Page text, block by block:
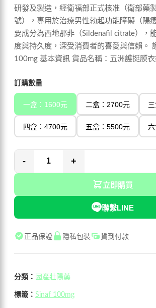
研發及製造，經衛福部正式核准（衛部藥
號），專用於治療男性勃起功能障礙（陽
要成分為西地那非（Sildenafil citrate），
度與持久度，深受消費者的喜愛與信賴。
100mg 基本資訊 貨品名稱：五洲護挺膜
訂購數量
一盒：1600元 二盒：2700元
四盒：4700元 五盒：5500元
- +
立即購買
聯繫LINE
正品保證 隱私包裝 貨到付款
分類： 國產壯陽藥
標籤： Sinaf 100mg